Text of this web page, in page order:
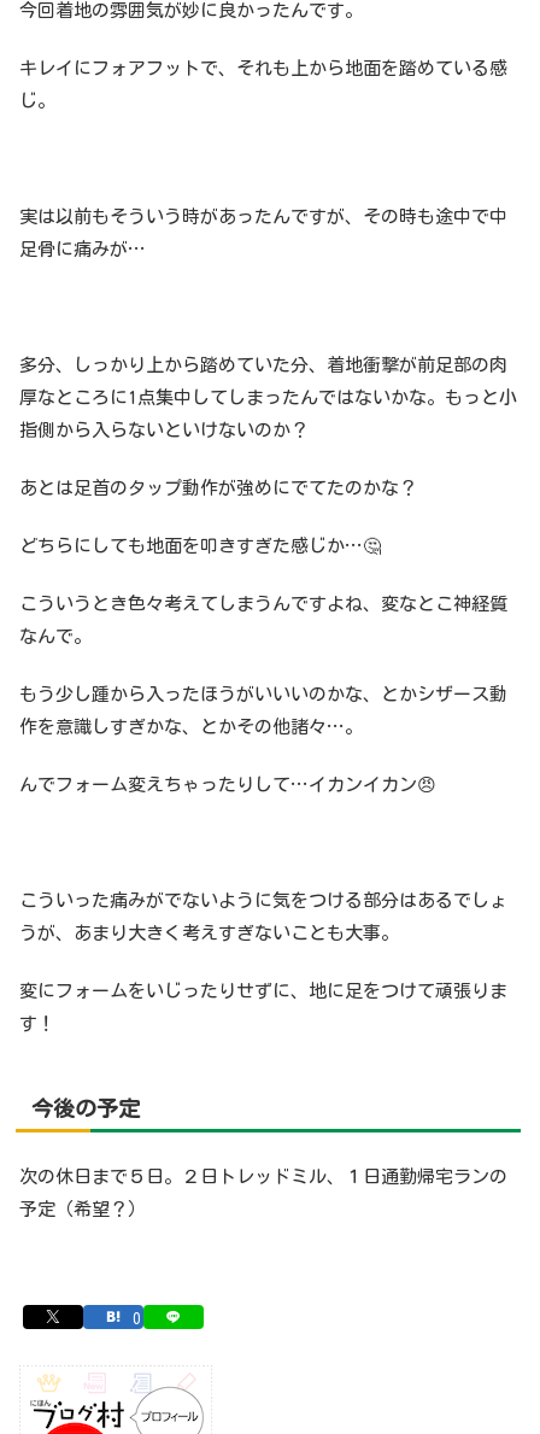
今回着地の雰囲気が妙に良かったんです。
キレイにフォアフットで、それも上から地面を踏めている感
じ。
実は以前もそういう時があったんですが、その時も途中で中
足骨に痛みが…
多分、しっかり上から踏めていた分、着地衝撃が前足部の肉
厚なところに1点集中してしまったんではないかな。もっと小
指側から入らないといけないのか？
あとは足首のタップ動作が強めにでてたのかな？
どちらにしても地面を叩きすぎた感じか…🤔
こういうとき色々考えてしまうんですよね、変なとこ神経質
なんで。
もう少し踵から入ったほうがいいいのかな、とかシザース動
作を意識しすぎかな、とかその他諸々…。
んでフォーム変えちゃったりして…イカンイカン😠
こういった痛みがでないように気をつける部分はあるでしょ
うが、あまり大きく考えすぎないことも大事。
変にフォームをいじったりせずに、地に足をつけて頑張りま
す！
今後の予定
次の休日まで５日。２日トレッドミル、１日通勤帰宅ランの
予定（希望？）
0